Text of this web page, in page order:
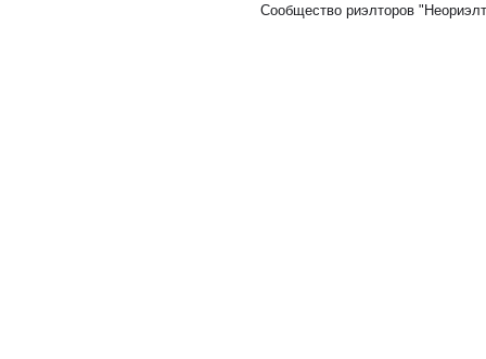
Сообщество риэлторов